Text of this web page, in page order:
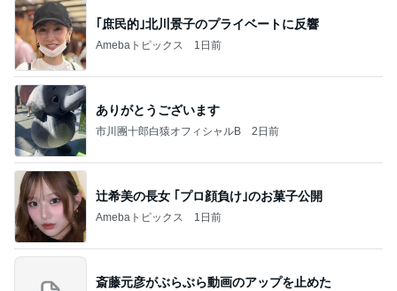
｢庶民的｣北川景子のプライベートに反響
Amebaトピックス 1日前
ありがとうございます
市川團十郎白猿オフィシャルB 2日前
辻希美の長女 ｢プロ顔負け｣のお菓子公開
Amebaトピックス 1日前
斎藤元彦がぶらぶら動画のアップを止めた